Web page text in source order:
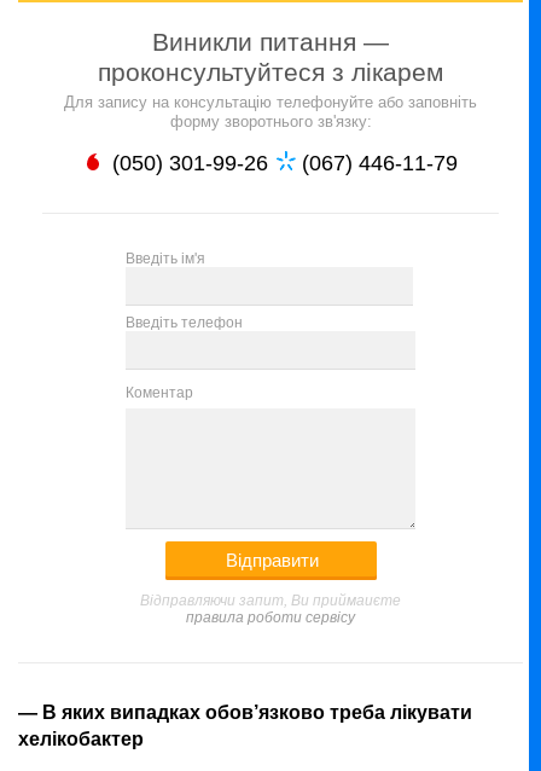
Виникли питання —
проконсультуйтеся з лікарем
Для запису на консультацію телефонуйте або заповніть
форму зворотнього зв'язку:
(050) 301-99-26 (067) 446-11-79
Введіть ім'я
Введіть телефон
Коментар
Відправляючи запит, Ви приймаиєте
правила роботи сервісу
— В яких випадках обов’язково треба лікувати
хелікобактер